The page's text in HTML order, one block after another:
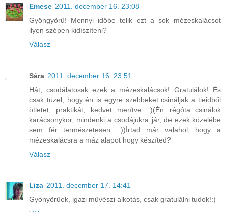
Emese 2011. december 16. 23:08
Gyöngyörű! Mennyi időbe telik ezt a sok mézeskalácsot
ilyen szépen kidíszíteni?
Válasz
Sára 2011. december 16. 23:51
Hát, csodálatosak ezek a mézeskalácsok! Gratulálok! És
csak tüzel, hogy én is egyre szebbeket csináljak a tieidből
ötletet, praktikát, kedvet merítve. :)(Én régóta csinálok
karácsonykor, mindenki a csodájukra jár, de ezek közelébe
sem fér természetesen. :))Írtad már valahol, hogy a
mézeskalácsra a máz alapot hogy készíted?
Válasz
Liza 2011. december 17. 14:41
Gyónyörűek, igazi művészi alkotás, csak gratulálni tudok!:)